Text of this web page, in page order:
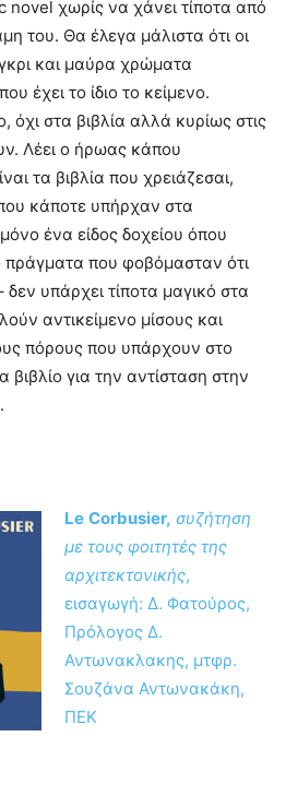
novel χωρίς να χάνει τίποτα από
του. Θα έλεγα μάλιστα ότι οι
και μαύρα χρώματα
έχει το ίδιο το κείμενο.
όχι στα βιβλία αλλά κυρίως στις
Λέει ο ήρωας κάπου
τα βιβλία που χρειάζεσαι,
κάποτε υπήρχαν στα
ένα είδος δοχείου όπου
που φοβόμασταν ότι
υπάρχει τίποτα μαγικό στα
αντικείμενο μίσους και
πόρους που υπάρχουν στο
για την αντίσταση στην
Le Corbusier, συζήτηση
με τους φοιτητές της
αρχιτεκτονικής,
εισαγωγή: Δ. Φατούρος,
Πρόλογος Δ.
Αντωνακλακης, μτφρ.
Σουζάνα Αντωνακάκη,
ΠΕΚ